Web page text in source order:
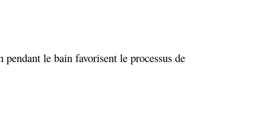
le bain favorisent le processus de